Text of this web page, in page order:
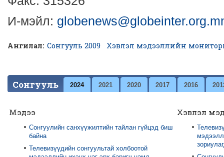
И-мэйл:
Ангилал: Сонгууль 2009 Хэвлэл мэдээллийн
Сонгууль 2024 2021 2020 2017 2016
Мэдээ
Сонгуулийн санхүүжилтийн тайлан гүйцэд биш
байна
Телевизүүдийн сонгуультай холбоотой
Хэвлэл